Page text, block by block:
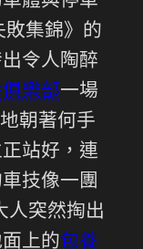
集錦》的
令人陶醉
樂部一場
朝著何手
站好，連
技像一團
人突然掏出
上的包養